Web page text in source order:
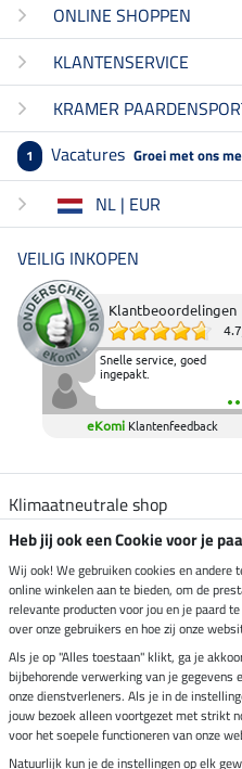
ONLINE SHOPPEN
KLANTENSERVICE
KRAMER
1 Vacatures Groei met ons
NL | EUR
VEILIG INKOPEN
Klantbeoordelingen
4.7
Snelle service, goed
ingepakt.
eKomi Klantenfeedback
Klimaatneutrale shop
Verzending per
Veilig betalen met
Heb jij ook een Cookie voor je
Wij ook! We gebruiken cookies en andere
online winkelen aan te bieden, om de
relevante producten voor jou en je paard
over onze gebruikers en hoe zij onze
Als je op "Alles toestaan" klikt, ga je
bijbehorende verwerking van je gegevens
onze dienstverleners. Als je in de
jouw bezoek alleen voortgezet met strikt
voor het soepele functioneren van onze
Natuurlijk kun je de instellingen op elk